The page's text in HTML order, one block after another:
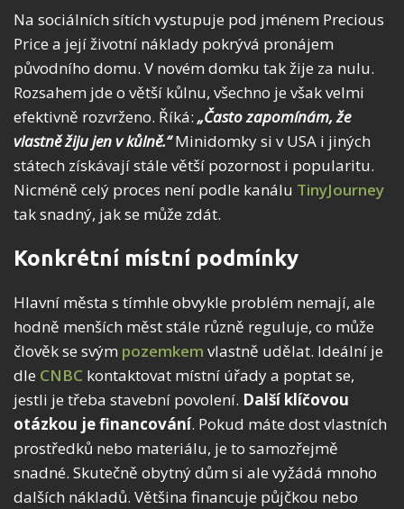
Na sociálních sítích vystupuje pod jménem Precious
Price a její životní náklady pokrývá pronájem
původního domu. V novém domku tak žije za nulu.
Rozsahem jde o větší kůlnu, všechno je však velmi
efektivně rozvrženo. Říká: „Často zapomínám, že
vlastně žiju jen v kůlně.“Minidomky si v USA i jiných
státech získávají stále větší pozornost i popularitu.
Nicméně celý proces není podle kanálu TinyJourney
tak snadný, jak se může zdát.
Konkrétní místní podmínky
Hlavní města s tímhle obvykle problém nemají, ale
hodně menších měst stále různě reguluje, co může
člověk se svým pozemkem vlastně udělat. Ideální je
dle CNBC kontaktovat místní úřady a poptat se,
jestli je třeba stavební povolení. Další klíčovou
otázkou je financování. Pokud máte dost vlastních
prostředků nebo materiálu, je to samozřejmě
snadné. Skutečně obytný dům si ale vyžádá mnoho
dalších nákladů. Většina financuje půjčkou nebo